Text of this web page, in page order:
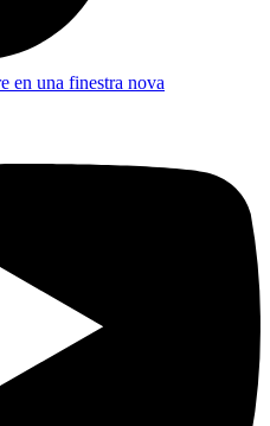
en una finestra nova